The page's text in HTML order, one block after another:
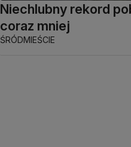
Niechlubny rekord
coraz mniej
ŚRÓDMIEŚCIE